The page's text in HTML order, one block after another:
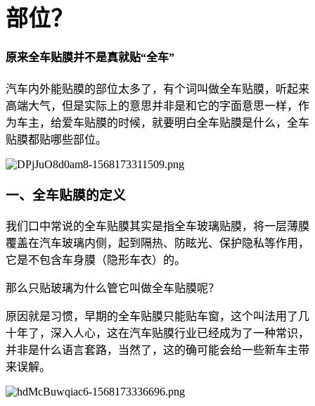
部位？
原来全车贴膜并不是真就贴“全车”
汽车内外能贴膜的部位太多了，有个词叫做全车贴膜，听起来
高端大气，但是实际上的意思并非是和它的字面意思一样，作
为车主，给爱车贴膜的时候，就要明白全车贴膜是什么，全车
贴膜都贴哪些部位。
一、全车贴膜的定义
我们口中常说的全车贴膜其实是指全车玻璃贴膜，将一层薄膜
覆盖在汽车玻璃内侧，起到隔热、防眩光、保护隐私等作用，
它是不包含车身膜（隐形车衣）的。
那么只贴玻璃为什么管它叫做全车贴膜呢？
原因就是习惯，早期的全车贴膜只能贴车窗，这个叫法用了几
十年了，深入人心，这在汽车贴膜行业已经成为了一种常识，
并非是什么语言套路，当然了，这的确可能会给一些新车主带
来误解。